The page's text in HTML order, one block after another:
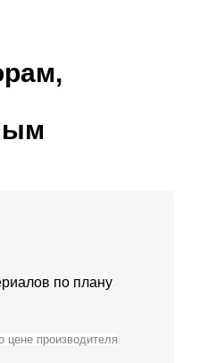
по плану
цене производителя